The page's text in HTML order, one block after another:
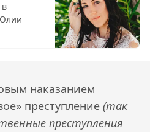
наказанием
преступление (так
преступления